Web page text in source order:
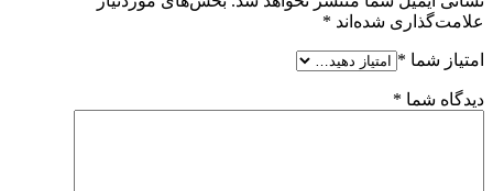
علامت‌گذاری شده‌اند *
امتیاز شما *
دیدگاه شما *